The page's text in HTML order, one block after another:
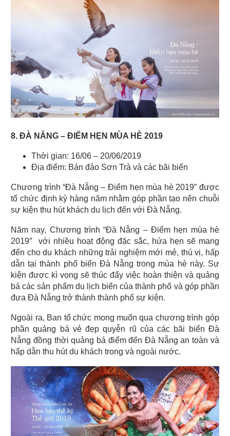
8. ĐÀ NẴNG – ĐIỂM HẸN MÙA HÈ 2019
Thời gian: 16/06 – 20/06/2019
Địa điểm: Bán đảo Sơn Trà và các bãi biển
Chương trình “Đà Nẵng – Điểm hẹn mùa hè 2019” được
tổ chức định kỳ hàng năm nhằm góp phần tạo nên chuỗi
sự kiện thu hút khách du lịch đến với Đà Nẵng.
Năm nay, Chương trình “Đà Nẵng – Điểm hẹn mùa hè
2019″ với nhiều hoạt động đặc sắc, hứa hẹn sẽ mang
đến cho du khách những trải nghiệm mới mẻ, thú vị, hấp
dẫn tại thành phố biển Đà Nẵng trong mùa hè này. Sự
kiện được kì vọng sẽ thúc đẩy việc hoàn thiện và quảng
bá các sản phẩm du lịch biển của thành phố và góp phần
đưa Đà Nẵng trở thành thành phố sự kiện.
Ngoài ra, Ban tổ chức mong muốn qua chương trình góp
phần quảng bá vẻ đẹp quyễn rũ của các bãi biển Đà
Nẵng đồng thời quảng bá điểm đến Đà Nẵng an toàn và
hấp dẫn thu hút du khách trong và ngoài nước.